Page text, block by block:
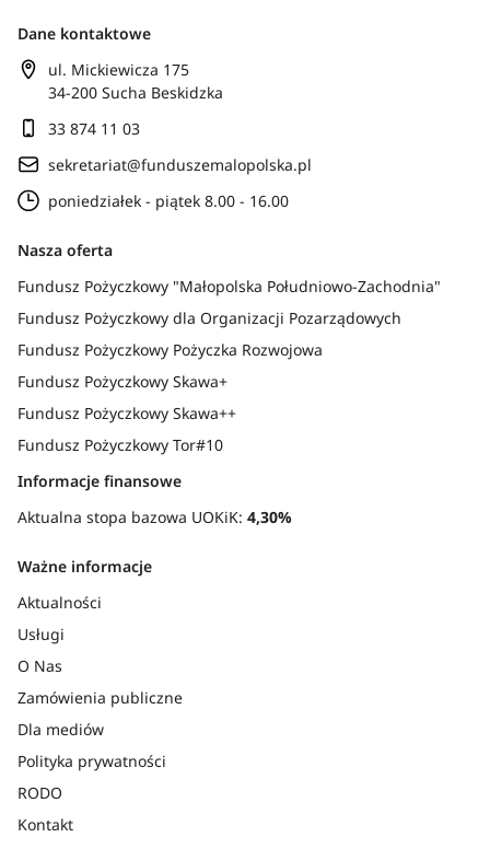
Dane kontaktowe
ul. Mickiewicza 175
34-200 Sucha Beskidzka
33 874 11 03
sekretariat@funduszemalopolska.pl
poniedziałek - piątek 8.00 - 16.00
Nasza oferta
Fundusz Pożyczkowy "Małopolska Południowo-Zachodnia"
Fundusz Pożyczkowy dla Organizacji Pozarządowych
Fundusz Pożyczkowy Pożyczka Rozwojowa
Fundusz Pożyczkowy Skawa+
Fundusz Pożyczkowy Skawa++
Fundusz Pożyczkowy Tor#10
Informacje finansowe
Aktualna stopa bazowa UOKiK: 4,30%
Ważne informacje
Aktualności
Usługi
O Nas
Zamówienia publiczne
Dla mediów
Polityka prywatności
RODO
Kontakt